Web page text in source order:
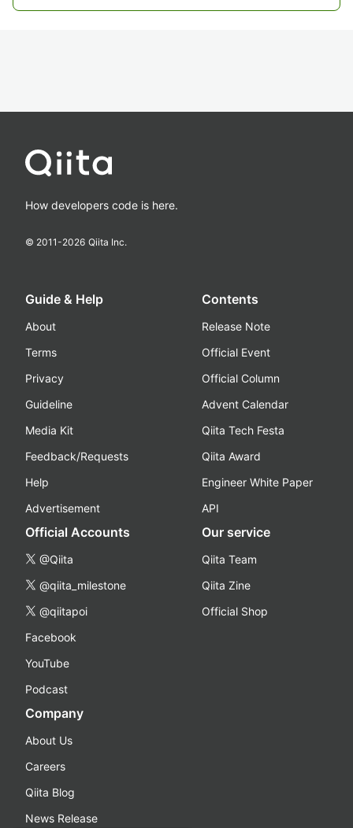
How developers code is here.
© 2011-2026 Qiita Inc.
Guide & Help
About
Terms
Privacy
Guideline
Media Kit
Feedback/Requests
Help
Advertisement
Contents
Release Note
Official Event
Official Column
Advent Calendar
Qiita Tech Festa
Qiita Award
Engineer White Paper
API
Official Accounts
@Qiita
@qiita_milestone
@qiitapoi
Facebook
YouTube
Podcast
Our service
Qiita Team
Qiita Zine
Official Shop
Company
About Us
Careers
Qiita Blog
News Release